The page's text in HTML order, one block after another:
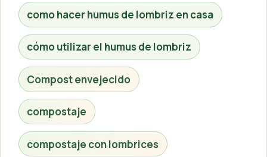
como hacer humus de lombriz en casa
cómo utilizar el humus de lombriz
Compost envejecido
compostaje
compostaje con lombrices